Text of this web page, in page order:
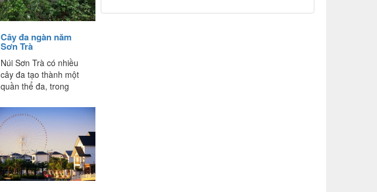
Cây đa ngàn năm
Sơn Trà
Núi Sơn Trà có nhiều
cây đa tạo thành một
quần thể đa, trong
đa rất đẹp với nhiều...